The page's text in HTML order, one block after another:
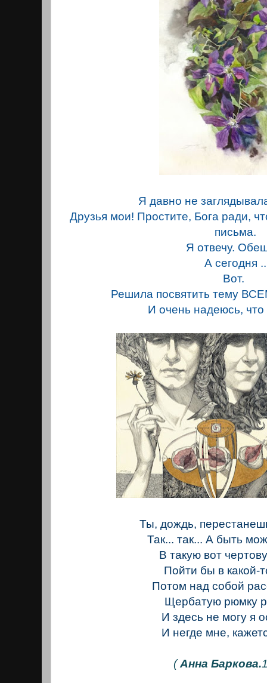
Я давно не
Друзья мои! Простите, Бога ради,
письма.
Я отвечу.
А сегодня
Вот.
Решила посвятить тему
И очень надеюсь,
Ты, дождь,
Так... так... А быть
В такую вот
Пойти бы в какой-
Потом над собой
Щербатую рюмку
И здесь не могу я
И негде мне,
(Анна Баркова.